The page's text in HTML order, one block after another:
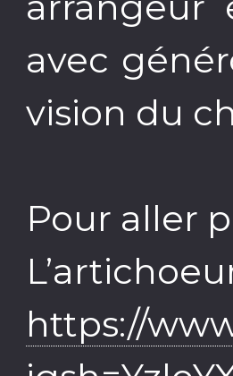
avec
vision du
Pour aller
https://